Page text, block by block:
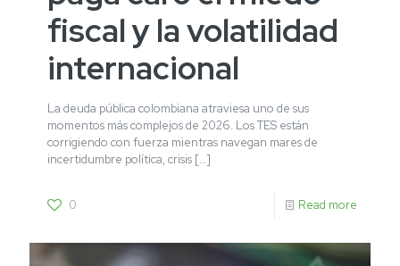
fiscal y la volatilidad
internacional
La deuda pública colombiana atraviesa uno de sus
momentos más complejos de 2026. Los TES están
corrigiendo con fuerza mientras navegan mares de
incertidumbre política, crisis […]
0 Read more